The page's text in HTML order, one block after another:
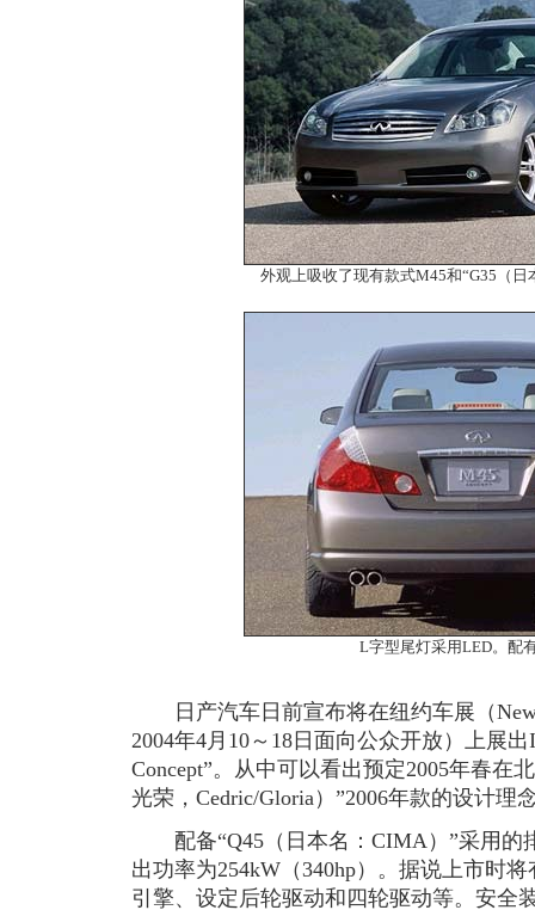
外观上吸收了现有款式M45和“G35（日
L字型尾灯采用LED。配
日产汽车日前宣布将在纽约车展（New
2004年4月10～18日面向公众开放）上展
Concept”。从中可以看出预定2005年春在
光荣，Cedric/Gloria）”2006年款的设计理
配备“Q45（日本名：CIMA）”采用的
出功率为254kW（340hp）。据说上市时
引擎、设定后轮驱动和四轮驱动等。安全